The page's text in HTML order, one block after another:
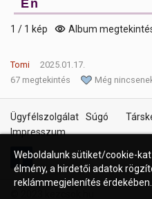
Én
1 / 1 kép Album
Tomi
2025.01.17.
67 megtekintés
Még
Ügyfélszolgálat Súgó
Impresszum
Weboldalunk sütiket/cookie-
élmény, a hirdetői adatok
reklámmegjelenítés érdekében.